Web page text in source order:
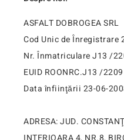
ASFALT DOBROGEA SRL
Cod Unic de Înregistrare
Nr. Înmatriculare J13 /
EUID ROONRC.J13 /
Data înfiinţării 23-06-
ADRESA: JUD.